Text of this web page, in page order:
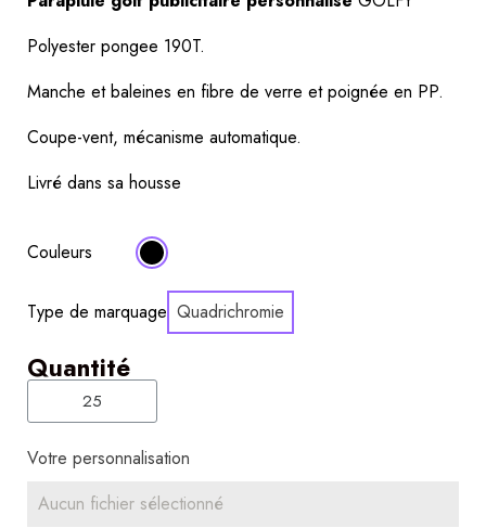
Polyester pongee 190T.
Manche et baleines en fibre de verre et poignée en PP.
Coupe-vent, mécanisme automatique.
Livré dans sa housse
Couleurs
Type de marquage Quadrichromie
Quantité
Votre personnalisation
Aucun fichier sélectionné